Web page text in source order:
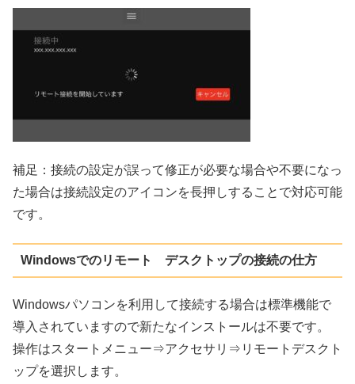
補足：接続の設定が誤って修正が必要な場合や不要になっ
た場合は接続設定のアイコンを長押しすることで対応可能
です。
Windowsでのリモート デスクトップの接続の仕方
Windowsパソコンを利用して接続する場合は標準機能で
導入されていますので新たなインストールは不要です。
操作はスタートメニュー⇒アクセサリ⇒リモートデスクト
ップを選択します。